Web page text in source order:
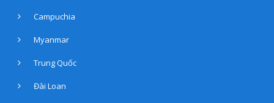
Campuchia
Myanmar
Trung Quốc
Đài Loan